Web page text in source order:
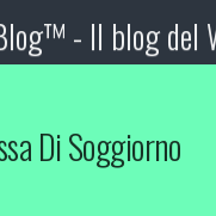
Di Soggiorno